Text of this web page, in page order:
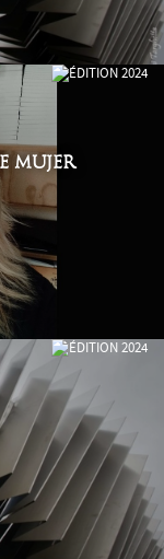
MUJER